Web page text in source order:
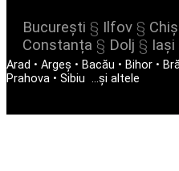
București § Ilfov §
Constanța § Dolj § Iași
Arad • Argeș • Bacău • Bihor •
Prahova • Sibiu ...și altele